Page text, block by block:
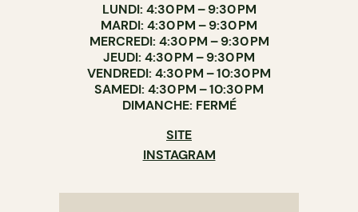
LUNDI: 4:30 PM – 9:30 PM
MARDI: 4:30 PM – 9:30 PM
MERCREDI: 4:30 PM – 9:30 PM
JEUDI: 4:30 PM – 9:30 PM
VENDREDI: 4:30 PM – 10:30 PM
SAMEDI: 4:30 PM – 10:30 PM
DIMANCHE: FERMÉ
SITE
INSTAGRAM